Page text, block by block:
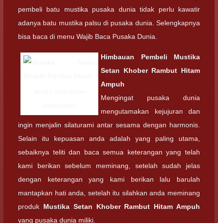
pembeli batu mustika pusaka dunia tidak perlu kawatir
adanya batu mustika palsu di pusaka dunia. Selengkapnya
bisa baca di menu Wajib Baca Pusaka Dunia.
Himbauan Pembeli Mustika
Setan Khober Rambut Hitam
Ampuh
Mengingat pusaka dunia
mengutamakan kejujuran dan
ingin menjalin silaturami antar sesama dengan harmonis.
Selain itu kepuasan anda adalah yang paling utama,
sebaiknya teliti dan baca semua keterangan yang telah
kami berikan sebelum meminang, setelah sudah jelas
dengan keterangan yang kami berikan lalu barulah
mantapkan hati anda, setelah itu silahkan anda meminang
produk Mustika Setan Khober Rambut Hitam Ampuh
yang pusaka dunia miliki.